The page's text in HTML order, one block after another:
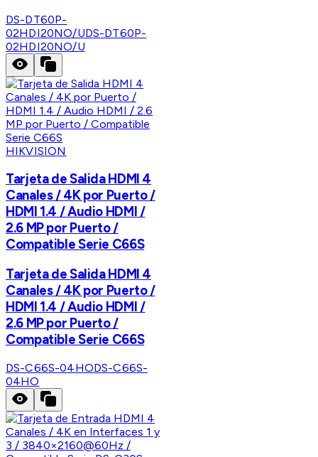
DS-DT60P-
02HDI20NO/UDS-DT60P-
02HDI20NO/U
HIKVISION
Tarjeta de Salida HDMI 4
Canales / 4K por Puerto /
HDMI 1.4 / Audio HDMI /
2.6 MP por Puerto /
Compatible Serie C66S
Tarjeta de Salida HDMI 4
Canales / 4K por Puerto /
HDMI 1.4 / Audio HDMI /
2.6 MP por Puerto /
Compatible Serie C66S
DS-C66S-04HODS-C66S-
04HO